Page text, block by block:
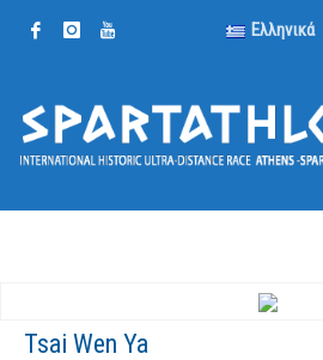
Ελληνικά
Tsai Wen Ya